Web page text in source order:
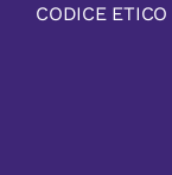
CODICE ETICO